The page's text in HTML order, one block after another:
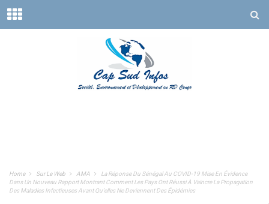
Home Sur Le Web AMA
La Réponse Du Sénégal Au COVID-19 Mise En Évidence
Dans Un Nouveau Rapport Montrant Comment Les Pays Ont Réussi À Vaincre La Propagation
Des Maladies Infectieuses Avant Qu’elles Ne Deviennent Des Épidémies